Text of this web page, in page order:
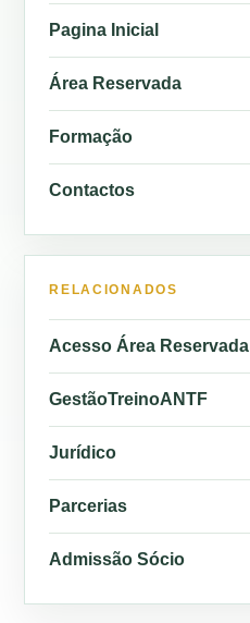
Pagina Inicial
Área Reservada
Formação
Contactos
RELACIONADOS
Acesso Área Reservada
GestãoTreinoANTF
Jurídico
Parcerias
Admissão Sócio